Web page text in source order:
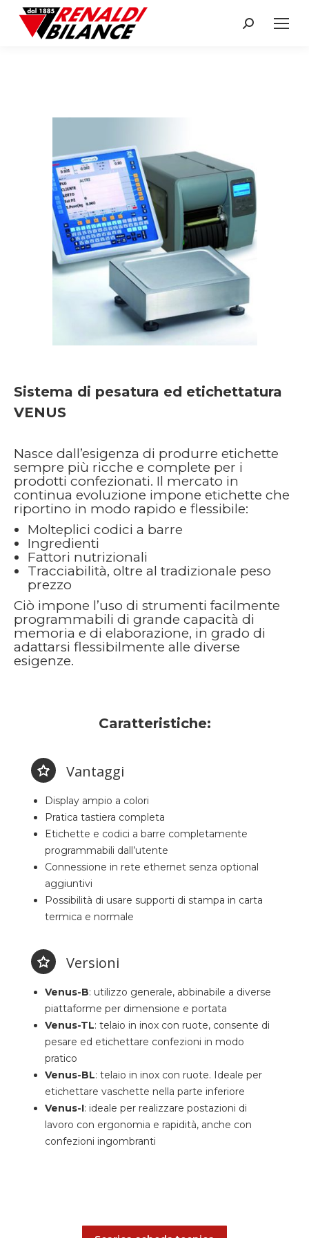
Search:
Sistema di pesatura ed etichettatura
VENUS
Nasce dall’esigenza di produrre etichette
sempre più ricche e complete per i
prodotti confezionati. Il mercato in
continua evoluzione impone etichette che
riportino in modo rapido e flessibile:
Molteplici codici a barre
Ingredienti
Fattori nutrizionali
Tracciabilità, oltre al tradizionale peso
prezzo
Ciò impone l’uso di strumenti facilmente
programmabili di grande capacità di
memoria e di elaborazione, in grado di
adattarsi flessibilmente alle diverse
esigenze.
Caratteristiche:
Vantaggi
Display ampio a colori
Pratica tastiera completa
Etichette e codici a barre completamente
programmabili dall’utente
Connessione in rete ethernet senza optional
aggiuntivi
Possibilità di usare supporti di stampa in carta
termica e normale
Versioni
Venus-B: utilizzo generale, abbinabile a diverse
piattaforme per dimensione e portata
Venus-TL: telaio in inox con ruote, consente di
pesare ed etichettare confezioni in modo
pratico
Venus-BL: telaio in inox con ruote. Ideale per
etichettare vaschette nella parte inferiore
Venus-I: ideale per realizzare postazioni di
lavoro con ergonomia e rapidità, anche con
confezioni ingombranti